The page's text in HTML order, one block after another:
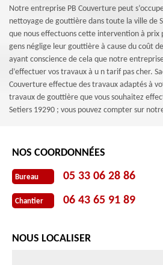
Notre entreprise PB Couverture peut
nettoyage de gouttière dans toute la ville de
que nous effectuons cette intervention à prix
gens néglige leur gouttière à cause du coût
ayant conscience de cela que notre
d’effectuer vos travaux à u n tarif pas cher.
Couverture effectue des travaux adaptés à
travaux de gouttière que vous souhaitez
Setiers 19290 ; vous pouvez compter sur
NOS COORDONNÉES
Bureau 05 33 06 28 86
Chantier 06 43 65 91 89
NOUS LOCALISER